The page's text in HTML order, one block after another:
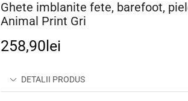
Ghete imblanite fete, barefoot,
Animal Print Gri
258,90 lei
DETALII PRODUS